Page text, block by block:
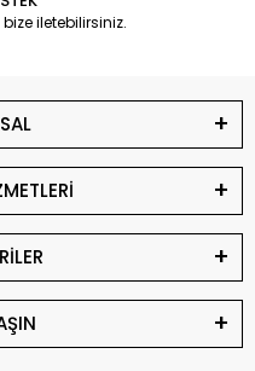
iletebilirsiniz.